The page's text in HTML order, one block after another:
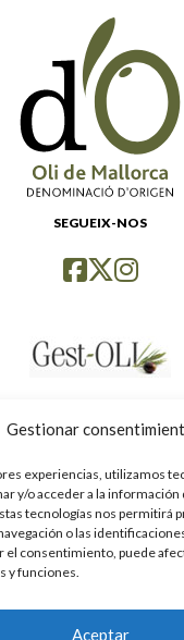
Gestionar
experiencias, utilizamos
y/o acceder a la información
tecnologías nos permitirá
o las
consentimiento, puede
y funciones.
Aceptar
SEGUEIX-NOS